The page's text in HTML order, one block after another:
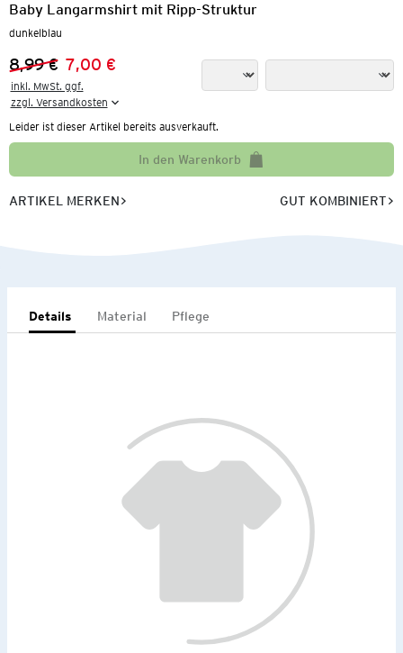
Baby Langarmshirt mit Ripp-Struktur
dunkelblau
Vorheriger Preis:
8,99 €
Neuer Preis:
7,00 €
inkl. MwSt. ggf.
zzgl. Versandkosten
Leider ist dieser Artikel bereits ausverkauft.
In den Warenkorb
ARTIKEL MERKEN GUT KOMBINIERT
Details Material Pflege